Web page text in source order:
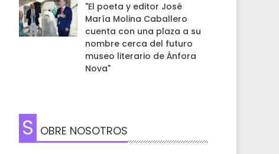
"El poeta y editor José
María Molina Caballero
cuenta con una plaza a su
nombre cerca del futuro
museo literario de Ánfora
Nova"
S OBRE NOSOTROS